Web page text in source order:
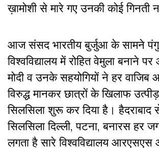
ख़ामोशी से मारे गए उनकी कोई गिनती
आज संसद भारतीय बुर्जुआ के सामने
विश्वविद्यालय में रोहित वेमुला बनाने पर
मोदी व उनके सहयोगियोंने हर वाजिब
विरुद्ध मानकर छात्रों के खिलाफ
सिलसिला शुरू कर दिया है।
सिलसिला दिल्ली, पटना, बनारस हर
लगता है सारे विश्वविद्यालय आरएसएस